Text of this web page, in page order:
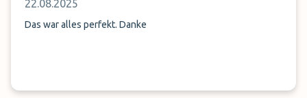
22.08.2025
Das war alles perfekt. Danke